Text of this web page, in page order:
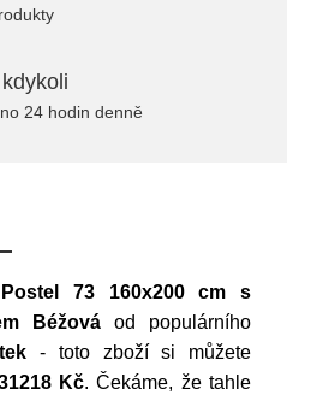
24 hodin denně
Postel 73 160x200 cm s
Béžová od populárního
- toto zboží si můžete
Kč. Čekáme, že tahle